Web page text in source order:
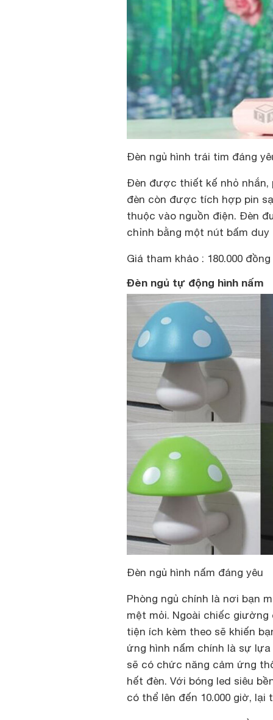
Đèn ngủ hình trái tim đáng
Đèn được thiết kế nhỏ nhắn,
đèn còn được tích hợp pin
thuộc vào nguồn điện. Đèn
chỉnh bằng một nút bấm duy
Giá tham khảo : 180.000 đồng
Đèn ngủ tự động hình nấm
Đèn ngủ hình nấm đáng yêu
Phòng ngủ chính là nơi bạn
mệt mỏi. Ngoài chiếc
tiện ích kèm theo sẽ khiến
ứng hình nấm chính là sự
sẽ có chức năng cảm ứng
hết đèn. Với bóng led siêu
có thể lên đến 10.000 giờ, lại